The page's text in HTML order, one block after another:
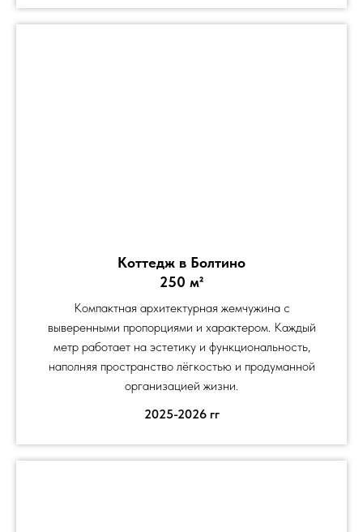
Коттедж в Болтино
250 м²
Компактная архитектурная жемчужина с
выверенными пропорциями и характером. Каждый
метр работает на эстетику и функциональность,
наполняя пространство лёгкостью и продуманной
организацией жизни.
2025-2026 гг